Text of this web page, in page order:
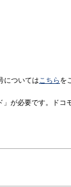
についてはこちら を
」が必要です。ドコ